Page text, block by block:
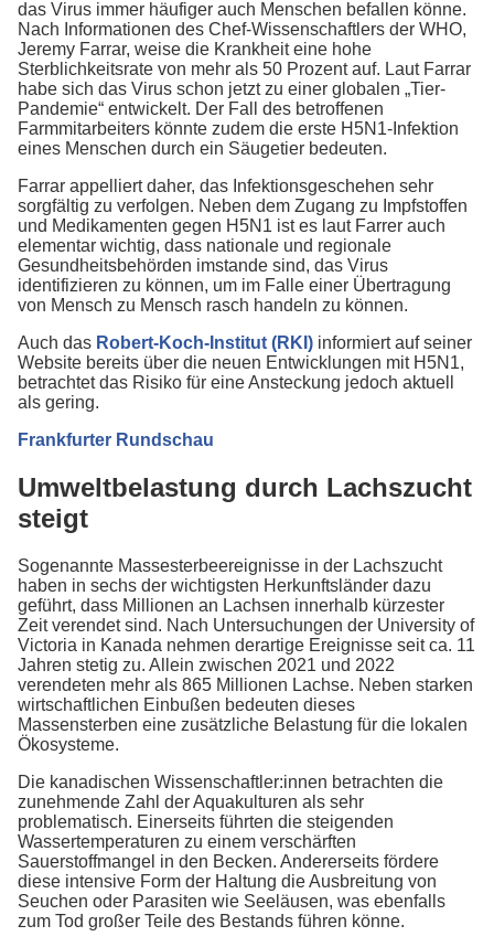
das Virus immer häufiger auch Menschen befallen könne.
Nach Informationen des Chef-Wissenschaftlers der WHO,
Jeremy Farrar, weise die Krankheit eine hohe
Sterblichkeitsrate von mehr als 50 Prozent auf. Laut Farrar
habe sich das Virus schon jetzt zu einer globalen „Tier-
Pandemie“ entwickelt. Der Fall des betroffenen
Farmmitarbeiters könnte zudem die erste H5N1-Infektion
eines Menschen durch ein Säugetier bedeuten.
Farrar appelliert daher, das Infektionsgeschehen sehr
sorgfältig zu verfolgen. Neben dem Zugang zu Impfstoffen
und Medikamenten gegen H5N1 ist es laut Farrer auch
elementar wichtig, dass nationale und regionale
Gesundheitsbehörden imstande sind, das Virus
identifizieren zu können, um im Falle einer Übertragung
von Mensch zu Mensch rasch handeln zu können.
Auch das Robert-Koch-Institut (RKI) informiert auf seiner
Website bereits über die neuen Entwicklungen mit H5N1,
betrachtet das Risiko für eine Ansteckung jedoch aktuell
als gering.
Frankfurter Rundschau
Umweltbelastung durch Lachszucht
steigt
Sogenannte Massesterbeereignisse in der Lachszucht
haben in sechs der wichtigsten Herkunftsländer dazu
geführt, dass Millionen an Lachsen innerhalb kürzester
Zeit verendet sind. Nach Untersuchungen der University of
Victoria in Kanada nehmen derartige Ereignisse seit ca. 11
Jahren stetig zu. Allein zwischen 2021 und 2022
verendeten mehr als 865 Millionen Lachse. Neben starken
wirtschaftlichen Einbußen bedeuten dieses
Massensterben eine zusätzliche Belastung für die lokalen
Ökosysteme.
Die kanadischen Wissenschaftler:innen betrachten die
zunehmende Zahl der Aquakulturen als sehr
problematisch. Einerseits führten die steigenden
Wassertemperaturen zu einem verschärften
Sauerstoffmangel in den Becken. Andererseits fördere
diese intensive Form der Haltung die Ausbreitung von
Seuchen oder Parasiten wie Seeläusen, was ebenfalls
zum Tod großer Teile des Bestands führen könne.